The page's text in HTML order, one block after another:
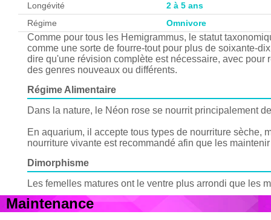
Longévité
2 à 5 ans
Régime
Omnivore
Comme pour tous les Hemigrammus, le statut
comme une sorte de fourre-tout pour plus de soixante-
dire qu'une révision complète est nécessaire, avec
des genres nouveaux ou différents.
Régime Alimentaire
Dans la nature, le Néon rose se nourrit principalement
En aquarium, il accepte tous types de nourriture sèche,
nourriture vivante est recommandé afin que les
Dimorphisme
Les femelles matures ont le ventre plus arrondi que les
Maintenance